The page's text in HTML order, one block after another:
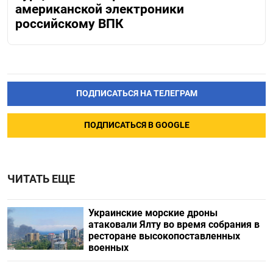
американской электроники
российскому ВПК
ПОДПИСАТЬСЯ НА ТЕЛЕГРАМ
ПОДПИСАТЬСЯ В GOOGLE
ЧИТАТЬ ЕЩЕ
Украинские морские дроны
атаковали Ялту во время собрания в
ресторане высокопоставленных
военных